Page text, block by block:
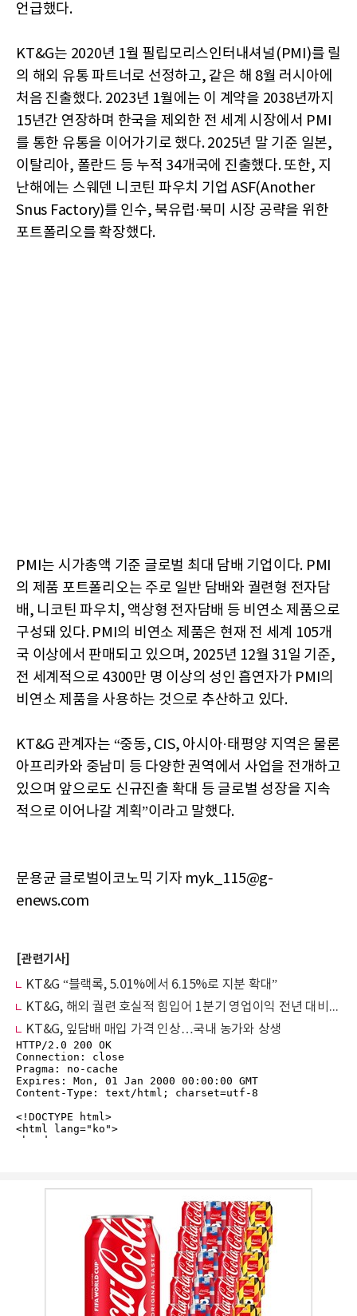
언급했다.
KT&G는 2020년 1월 필립모리스인터내셔널(PMI)를 릴
의 해외 유통 파트너로 선정하고, 같은 해 8월 러시아에
처음 진출했다. 2023년 1월에는 이 계약을 2038년까지
15년간 연장하며 한국을 제외한 전 세계 시장에서 PMI
를 통한 유통을 이어가기로 했다. 2025년 말 기준 일본,
이탈리아, 폴란드 등 누적 34개국에 진출했다. 또한, 지
난해에는 스웨덴 니코틴 파우치 기업 ASF(Another
Snus Factory)를 인수, 북유럽·북미 시장 공략을 위한
포트폴리오를 확장했다.
PMI는 시가총액 기준 글로벌 최대 담배 기업이다. PMI
의 제품 포트폴리오는 주로 일반 담배와 궐련형 전자담
배, 니코틴 파우치, 액상형 전자담배 등 비연소 제품으로
구성돼 있다. PMI의 비연소 제품은 현재 전 세계 105개
국 이상에서 판매되고 있으며, 2025년 12월 31일 기준,
전 세계적으로 4300만 명 이상의 성인 흡연자가 PMI의
비연소 제품을 사용하는 것으로 추산하고 있다.
KT&G 관계자는 “중동, CIS, 아시아·태평양 지역은 물론
아프리카와 중남미 등 다양한 권역에서 사업을 전개하고
있으며 앞으로도 신규진출 확대 등 글로벌 성장을 지속
적으로 이어나갈 계획”이라고 말했다.
문용균 글로벌이코노믹 기자 myk_115@g-
enews.com
[관련기사]
KT&G “블랙록, 5.01%에서 6.15%로 지분 확대”
KT&G, 해외 궐련 호실적 힘입어 1분기 영업이익 전년 대비 27.6%↑
KT&G, 잎담배 매입 가격 인상…국내 농가와 상생